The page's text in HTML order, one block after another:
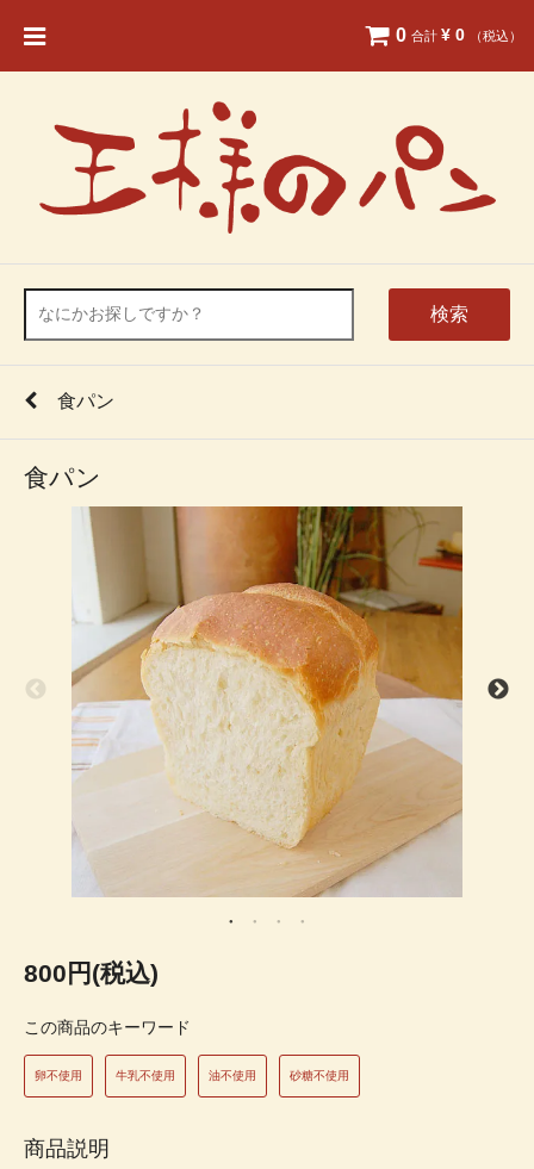
0 合計 ¥ 0 （税込）
検索
食パン
食パン
800円(税込)
この商品のキーワード
卵不使用 牛乳不使用 油不使用 砂糖不使用
商品説明